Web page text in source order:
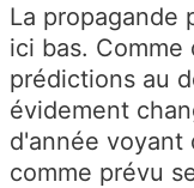
La propagande
ici bas.
prédictions au
évidement
d'année voyant
comme prévu